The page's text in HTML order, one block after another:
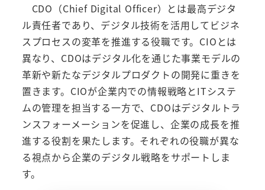
CDO（Chief Digital Officer）とは最高デジタ
ル責任者であり、デジタル技術を活用してビジネ
スプロセスの変革を推進する役職です。CIOとは
異なり、CDOはデジタル化を通じた事業モデルの
革新や新たなデジタルプロダクトの開発に重きを
置きます。CIOが企業内での情報戦略とITシステ
ムの管理を担当する一方で、CDOはデジタルトラ
ンスフォーメーションを促進し、企業の成長を推
進する役割を果たします。それぞれの役職が異な
る視点から企業のデジタル戦略をサポートしま
す。